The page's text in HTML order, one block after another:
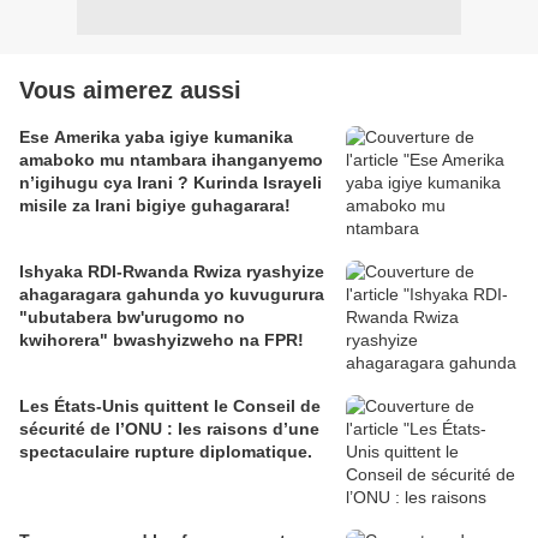
Vous aimerez aussi
Ese Amerika yaba igiye kumanika
amaboko mu ntambara ihanganyemo
n’igihugu cya Irani ? Kurinda Israyeli
misile za Irani bigiye guhagarara!
Ishyaka RDI-Rwanda Rwiza ryashyize
ahagaragara gahunda yo kuvugurura
"ubutabera bw'urugomo no
kwihorera" bwashyizweho na FPR!
Les États-Unis quittent le Conseil de
sécurité de l’ONU : les raisons d’une
spectaculaire rupture diplomatique.